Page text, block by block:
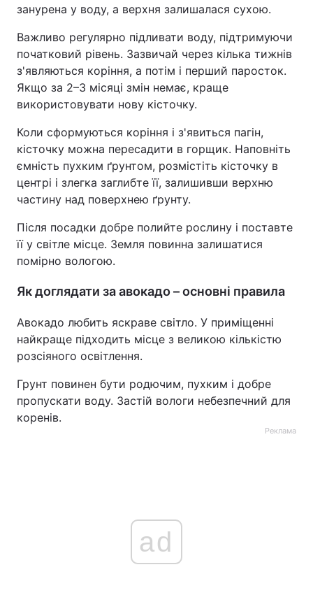
занурена у воду, а верхня залишалася сухою.
Важливо регулярно підливати воду, підтримуючи
початковий рівень. Зазвичай через кілька тижнів
з'являються коріння, а потім і перший паросток.
Якщо за 2–3 місяці змін немає, краще
використовувати нову кісточку.
Коли сформуються коріння і з'явиться пагін,
кісточку можна пересадити в горщик. Наповніть
ємність пухким ґрунтом, розмістіть кісточку в
центрі і злегка заглибте її, залишивши верхню
частину над поверхнею ґрунту.
Після посадки добре полийте рослину і поставте
її у світле місце. Земля повинна залишатися
помірно вологою.
Як доглядати за авокадо – основні правила
Авокадо любить яскраве світло. У приміщенні
найкраще підходить місце з великою кількістю
розсіяного освітлення.
Грунт повинен бути родючим, пухким і добре
пропускати воду. Застій вологи небезпечний для
коренів.
Реклама
ad